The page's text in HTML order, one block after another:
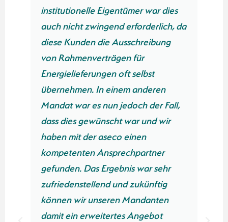
Stromlieferverträgen erhebliche
Kosten einsparen – und das ohne
großen Aufwand unsererseits.
Besonders beeindruckt hat uns die
professionelle Abwicklung und der
stets hilfsbereite Austausch mit
Herrn Weise. Wir können anderen
Hausverwaltungen nur empfehlen,
sich mit der aseco GmbH in
Verbindung zu setzen.“